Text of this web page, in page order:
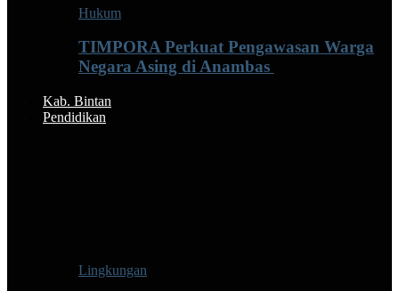
Hukum
TIMPORA Perkuat Pengawasan Warga
Negara Asing di Anambas ‎
Kab. Bintan
Pendidikan
Lingkungan